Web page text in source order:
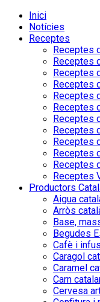
Inici
Notícies
Receptes
Receptes
Receptes
Receptes
Receptes
Receptes
Receptes
Receptes
Receptes
Receptes
Receptes
Receptes
Receptes
Productors
Aigua
Arròs
Base,
Begudes
Cafè i
Caragol
Caramel
Carn
Cervesa